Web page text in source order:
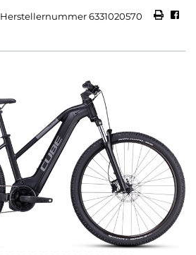
Herstellernummer 6331020570